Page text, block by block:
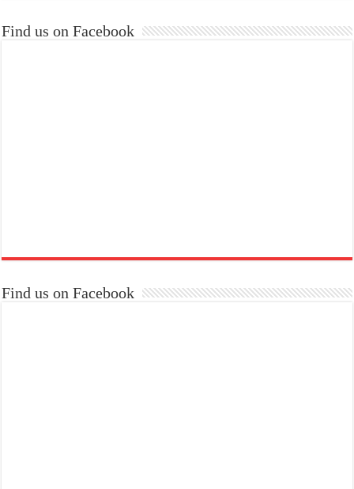
Find us on Facebook
Find us on Facebook